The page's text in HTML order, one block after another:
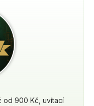
od 900 Kč, uvítací